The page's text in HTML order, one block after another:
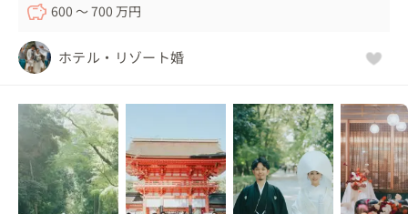
600 〜 700 万円
ホテル・リゾート婚